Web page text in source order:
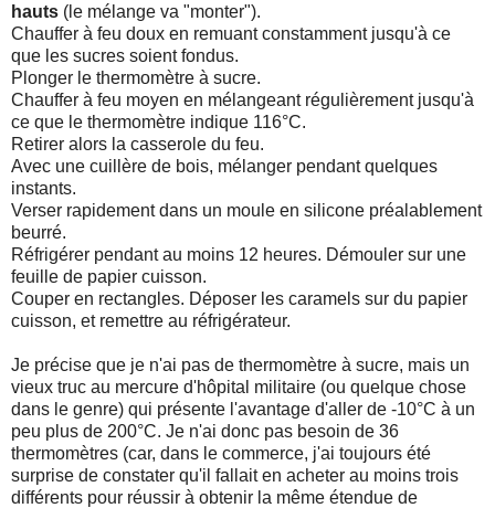
hauts (le mélange va "monter").
Chauffer à feu doux en remuant constamment jusqu'à ce
que les sucres soient fondus.
Plonger le thermomètre à sucre.
Chauffer à feu moyen en mélangeant régulièrement jusqu'à
ce que le thermomètre indique 116°C.
Retirer alors la casserole du feu.
Avec une cuillère de bois, mélanger pendant quelques
instants.
Verser rapidement dans un moule en silicone préalablement
beurré.
Réfrigérer pendant au moins 12 heures. Démouler sur une
feuille de papier cuisson.
Couper en rectangles. Déposer les caramels sur du papier
cuisson, et remettre au réfrigérateur.
Je précise que je n'ai pas de thermomètre à sucre, mais un
vieux truc au mercure d'hôpital militaire (ou quelque chose
dans le genre) qui présente l'avantage d'aller de -10°C à un
peu plus de 200°C. Je n'ai donc pas besoin de 36
thermomètres (car, dans le commerce, j'ai toujours été
surprise de constater qu'il fallait en acheter au moins trois
différents pour réussir à obtenir la même étendue de